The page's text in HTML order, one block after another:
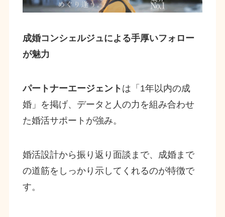
成婚コンシェルジュによる手厚いフォロー
が魅力
パートナーエージェント は「1年以内の成
婚」を掲げ、データと人の力を組み合わせ
た婚活サポートが強み。
婚活設計から振り返り面談まで、成婚まで
の道筋をしっかり示してくれるのが特徴で
す。